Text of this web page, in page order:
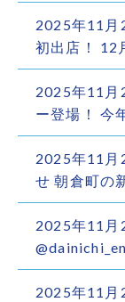
2025年11月
初出店！ 12
2025年11月
ー登場！ 今
2025年11月
せ 朝倉町の
2025年11月
2025年11月